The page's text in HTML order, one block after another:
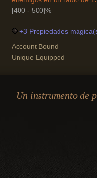
[400 - 500]%
+3 Propiedades
Account Bound
Unique Equipped
Un instrumento de